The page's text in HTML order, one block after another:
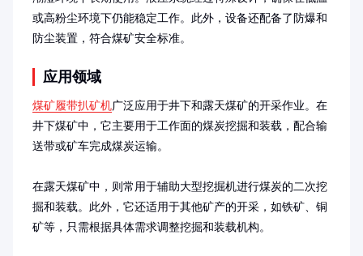
或高粉尘环境下仍能稳定工作。此外，设备还配备了防爆和
防尘装置，符合煤矿安全标准。
应用领域
煤矿履带扒矿机广泛应用于井下和露天煤矿的开采作业。在
井下煤矿中，它主要用于工作面的煤炭挖掘和装载，配合输
送带或矿车完成煤炭运输。
在露天煤矿中，则常用于辅助大型挖掘机进行煤炭的二次挖
掘和装载。此外，它还适用于其他矿产的开采，如铁矿、铜
矿等，只需根据具体需求调整挖掘和装载机构。